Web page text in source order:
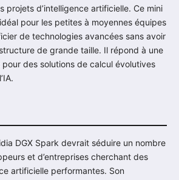
projets d’intelligence artificielle. Ce mini
pour les petites à moyennes équipes
de technologies avancées sans avoir
de grande taille. Il répond à une
des solutions de calcul évolutives
DGX Spark devrait séduire un nombre
et d’entreprises cherchant des
artificielle performantes. Son